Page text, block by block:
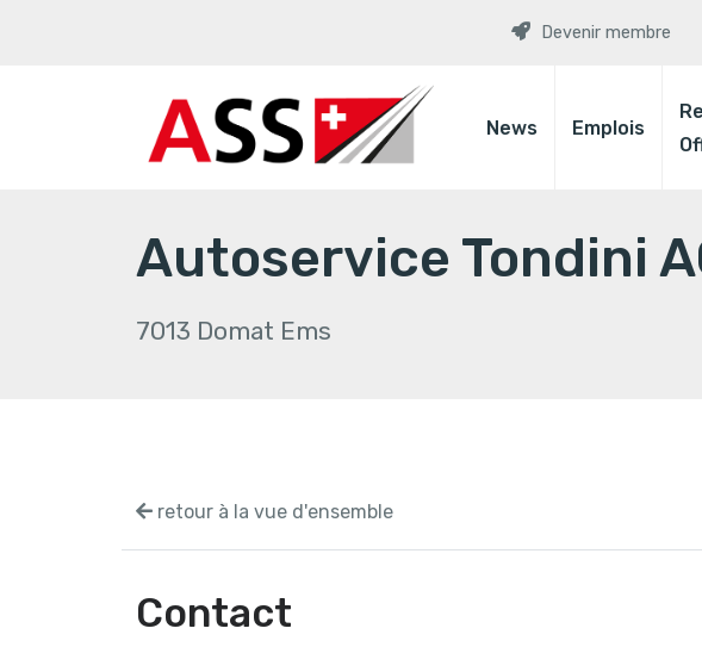
Devenir membre
News Emplois
Autoservice Tondini
7013 Domat Ems
retour à la vue d'ensemble
Contact